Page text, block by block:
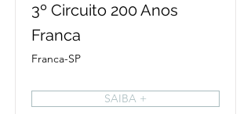
3º Circuito 200 Anos
Franca
Franca-SP
SAIBA +